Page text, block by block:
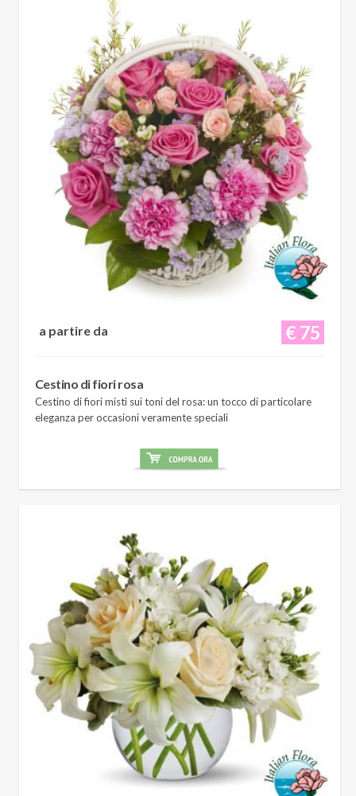
€ 75
a partire da
Cestino di fiori rosa
Cestino di fiori misti sui toni del rosa: un tocco di particolare
eleganza per occasioni veramente speciali